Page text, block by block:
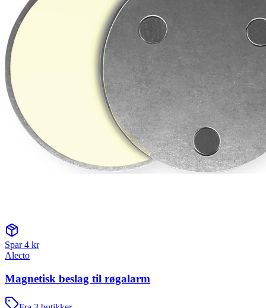
Spar4 kr
Alecto
Magnetisk beslag til røgalarm